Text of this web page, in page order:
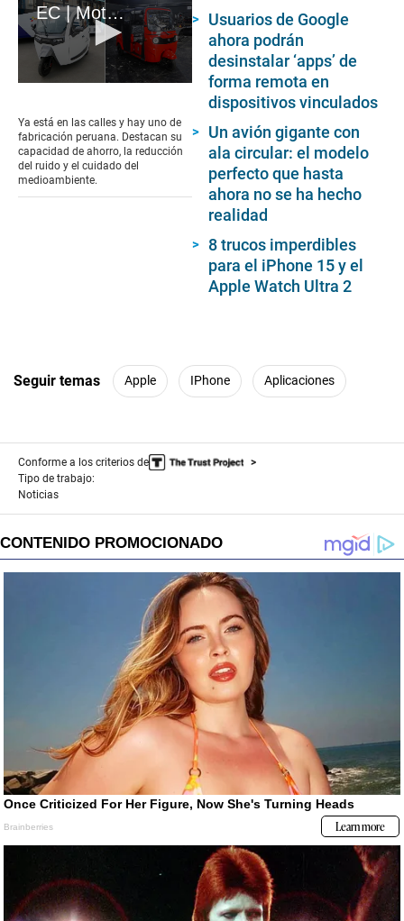
EC | Mototaxi eléctrico, una alternativa para el transporte en Perú
of
4
minutes,
24
seconds
Ya está en las calles y hay uno de
fabricación peruana. Destacan su
capacidad de ahorro, la reducción
del ruido y el cuidado del
medioambiente.
Usuarios de Google
ahora podrán
desinstalar ‘apps’ de
forma remota en
dispositivos vinculados
Un avión gigante con
ala circular: el modelo
perfecto que hasta
ahora no se ha hecho
realidad
8 trucos imperdibles
para el iPhone 15 y el
Apple Watch Ultra 2
Seguir temas Apple IPhone Aplicaciones
Conforme a los criterios de
Tipo de trabajo:
Noticias